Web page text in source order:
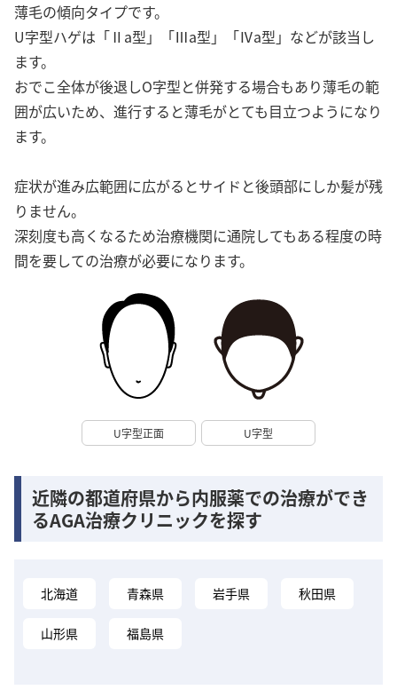
薄毛の傾向タイプです。
U字型ハゲは「Ⅱa型」「Ⅲa型」「Ⅳa型」などが該当し
ます。
おでこ全体が後退しO字型と併発する場合もあり薄毛の範
囲が広いため、進行すると薄毛がとても目立つようになり
ます。
症状が進み広範囲に広がるとサイドと後頭部にしか髪が残
りません。
深刻度も高くなるため治療機関に通院してもある程度の時
間を要しての治療が必要になります。
U字型正面 U字型
近隣の都道府県から内服薬での治療ができ
るAGA治療クリニックを探す
北海道 青森県 岩手県 秋田県
山形県 福島県